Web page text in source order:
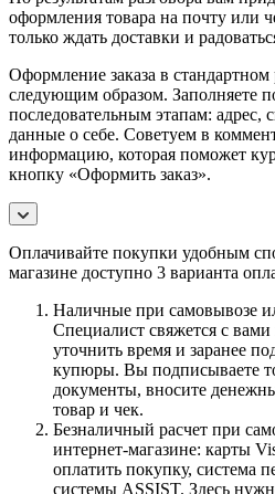
оформления товара на почту или
только ждать доставки и
Оформление заказа в
следующим образом. Заполняете
последовательным этапам: адрес,
данные о себе. Советуем в
информацию, которая поможет
кнопку «Оформить заказ».
Оплачивайте покупки удобным
магазине доступно 3 варианта
Наличные при самовывозе
Специалист свяжется с
уточнить время и заранее
купюры. Вы подписываете
документы, вносите
товар и чек.
Безналичный расчет при
интернет-магазине: карты
оплатить покупку, система
системы ASSIST. Здесь